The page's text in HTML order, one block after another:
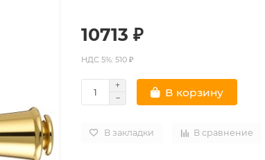
10713 ₽
НДС 5%: 510 ₽
В корзину
В закладки В сравнение